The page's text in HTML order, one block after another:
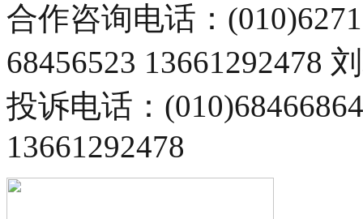
合作咨询电话：
68456523 13661292478
投诉电话：
13661292478